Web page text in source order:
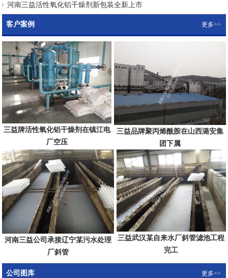
河南三益活性氧化铝干燥剂新包装全新上市
客户案例 更多>>
三益牌活性氧化铝干燥剂在镇江电
厂空压
三益品牌聚丙烯酰胺在山西潞安集
团下属
河南三益公司承接辽宁某污水处理
厂斜管
三益武汉某自来水厂斜管滤池工程
完工
公司图库 更多>>